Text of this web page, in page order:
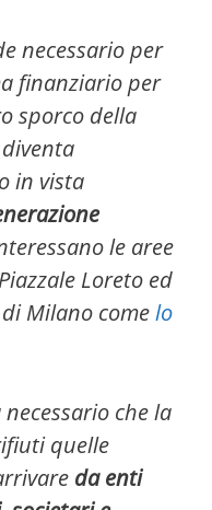
necessario per
finanziario per
sporco della
in vista
le aree
Loreto ed
Milano comelo
che la
quelle
da enti